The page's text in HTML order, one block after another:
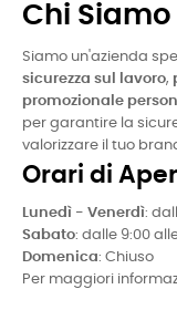
Chi Siamo
Siamo un'azienda
sicurezza sul lavoro,
promozionale
per garantire la
valorizzare il tuo
Orari di
Lunedì - Venerdì:
Sabato: dalle 9:00
Domenica: Chiuso
Per maggiori